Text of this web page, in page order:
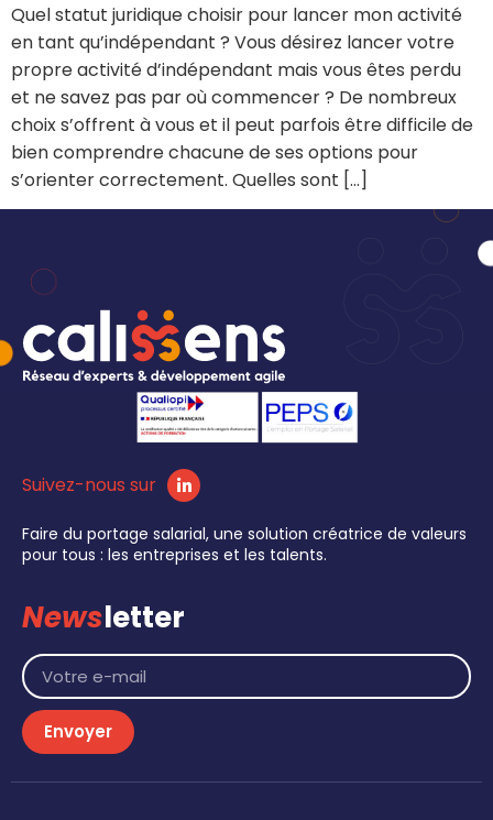
Quel statut juridique choisir pour lancer mon activité
en tant qu’indépendant ? Vous désirez lancer votre
propre activité d’indépendant mais vous êtes perdu
et ne savez pas par où commencer ? De nombreux
choix s’offrent à vous et il peut parfois être difficile de
bien comprendre chacune de ses options pour
s’orienter correctement. Quelles sont […]
Suivez-nous sur
Faire du portage salarial, une solution créatrice de valeurs
pour tous : les entreprises et les talents.
Newsletter
Envoyer